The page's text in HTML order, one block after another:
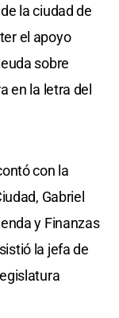
la ciudad de
el apoyo
sobre
en la letra del
con la
Gabriel
y Finanzas
la jefa de